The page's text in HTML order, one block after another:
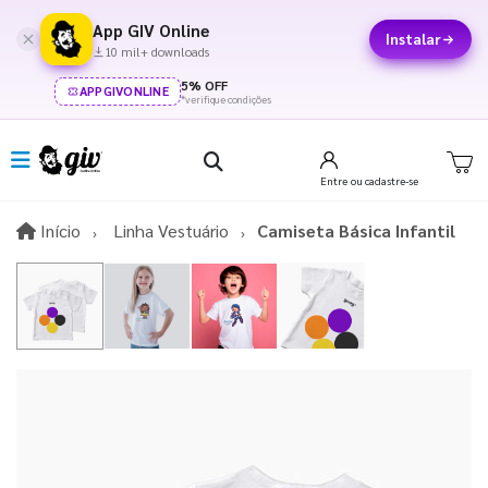
App GIV Online
10 mil+ downloads
Instalar
APPGIVONLINE 5% OFF
*verifique condições
Entre ou cadastre-se
Início InícioLinha Vestuário Camiseta Básica Infantil